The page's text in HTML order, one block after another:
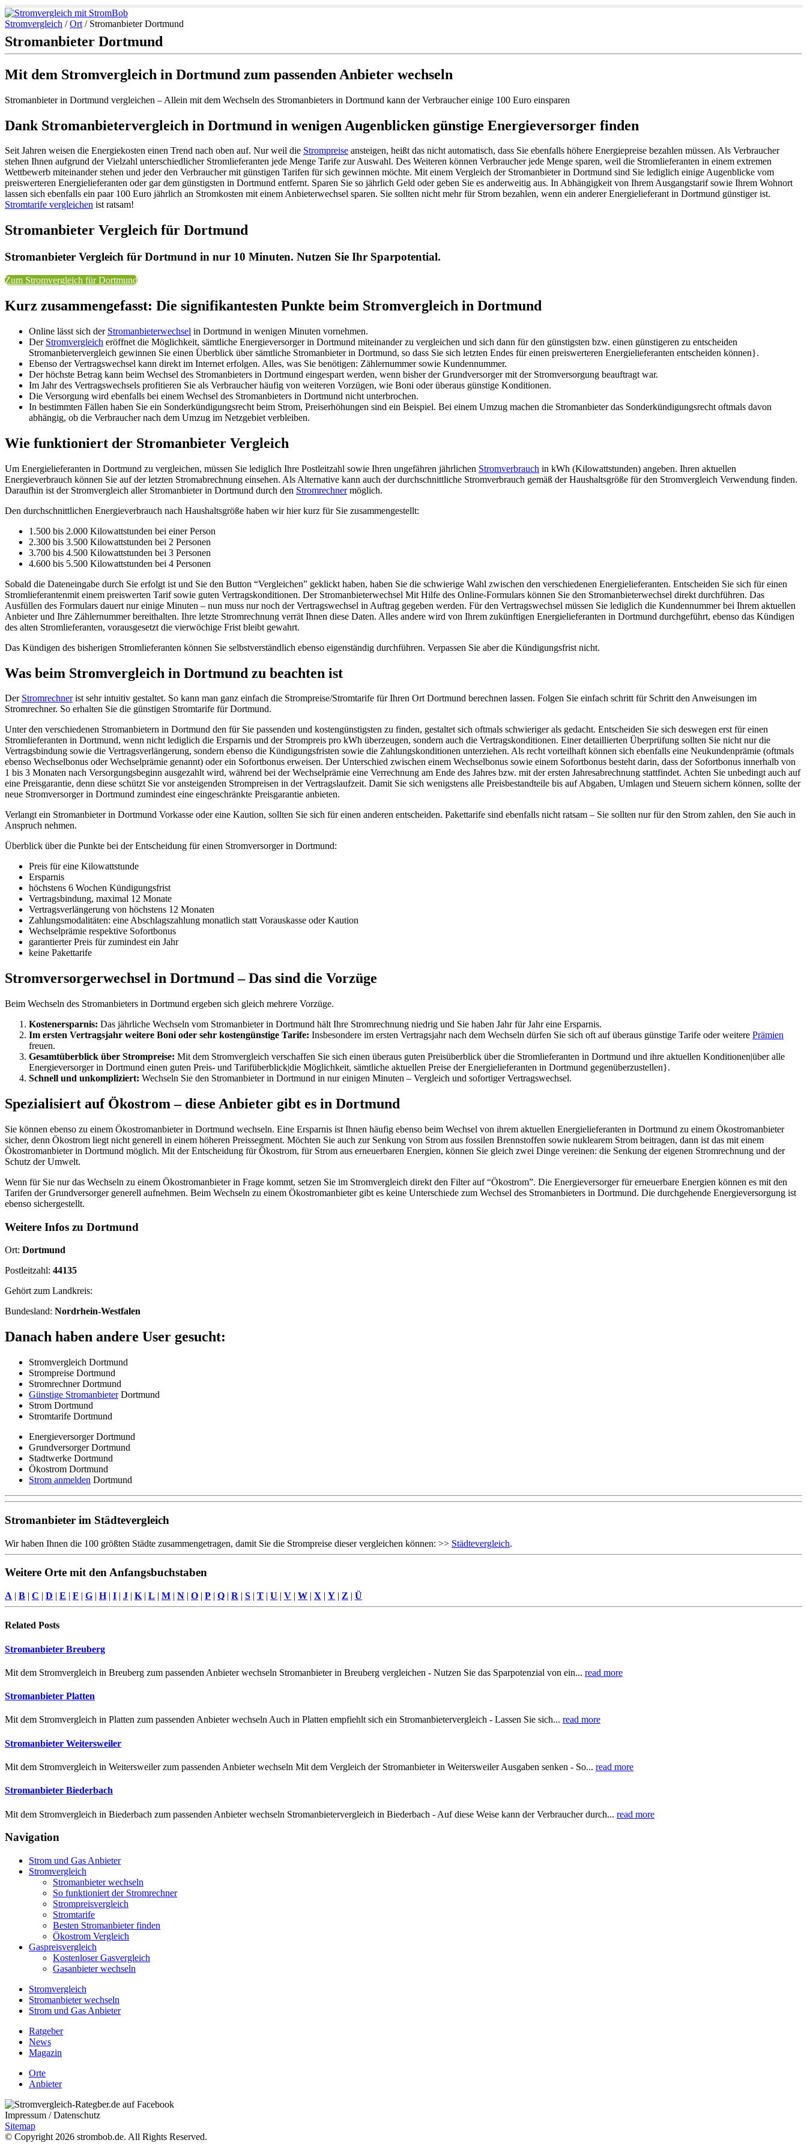
Stromvergleich /Ort / Stromanbieter Dortmund
Stromanbieter Dortmund
Mit dem Stromvergleich in Dortmund zum passenden Anbieter wechseln
Stromanbieter in Dortmund vergleichen – Allein mit dem Wechseln des Stromanbieters in Dortmund kann der Verbraucher einige 100 Euro einsparen
Dank Stromanbietervergleich in Dortmund in wenigen Augenblicken günstige Energieversorger finden
Seit Jahren weisen die Energiekosten einen Trend nach oben auf. Nur weil die Strompreise ansteigen, heißt das nicht automatisch, dass Sie ebenfalls höhere Energiepreise bezahlen müssen. Als Verbraucher
stehen Ihnen aufgrund der Vielzahl unterschiedlicher Stromlieferanten jede Menge Tarife zur Auswahl. Des Weiteren können Verbraucher jede Menge sparen, weil die Stromlieferanten in einem extremen
Wettbewerb miteinander stehen und jeder den Verbraucher mit günstigen Tarifen für sich gewinnen möchte. Mit einem Vergleich der Stromanbieter in Dortmund sind Sie lediglich einige Augenblicke vom
preiswerteren Energielieferanten oder gar dem günstigsten in Dortmund entfernt. Sparen Sie so jährlich Geld oder geben Sie es anderweitig aus. In Abhängigkeit von Ihrem Ausgangstarif sowie Ihrem Wohnort
lassen sich ebenfalls ein paar 100 Euro jährlich an Stromkosten mit einem Anbieterwechsel sparen. Sie sollten nicht mehr für Strom bezahlen, wenn ein anderer Energielieferant in Dortmund günstiger ist.
Stromtarife vergleichen ist ratsam!
Stromanbieter Vergleich für Dortmund
Stromanbieter Vergleich für Dortmund in nur 10 Minuten. Nutzen Sie Ihr Sparpotential.
Zum Stromvergleich für Dortmund
Kurz zusammengefasst: Die signifikantesten Punkte beim Stromvergleich in Dortmund
Online lässt sich der Stromanbieterwechsel in Dortmund in wenigen Minuten vornehmen.
Der Stromvergleich eröffnet die Möglichkeit, sämtliche Energieversorger in Dortmund miteinander zu vergleichen und sich dann für den günstigsten bzw. einen günstigeren zu entscheiden
Stromanbietervergleich gewinnen Sie einen Überblick über sämtliche Stromanbieter in Dortmund, so dass Sie sich letzten Endes für einen preiswerteren Energielieferanten entscheiden können}.
Ebenso der Vertragswechsel kann direkt im Internet erfolgen. Alles, was Sie benötigen: Zählernummer sowie Kundennummer.
Der höchste Betrag kann beim Wechsel des Stromanbieters in Dortmund eingespart werden, wenn bisher der Grundversorger mit der Stromversorgung beauftragt war.
Im Jahr des Vertragswechsels profitieren Sie als Verbraucher häufig von weiteren Vorzügen, wie Boni oder überaus günstige Konditionen.
Die Versorgung wird ebenfalls bei einem Wechsel des Stromanbieters in Dortmund nicht unterbrochen.
In bestimmten Fällen haben Sie ein Sonderkündigungsrecht beim Strom, Preiserhöhungen sind ein Beispiel. Bei einem Umzug machen die Stromanbieter das Sonderkündigungsrecht oftmals davon
abhängig, ob die Verbraucher nach dem Umzug im Netzgebiet verbleiben.
Wie funktioniert der Stromanbieter Vergleich
Um Energielieferanten in Dortmund zu vergleichen, müssen Sie lediglich Ihre Postleitzahl sowie Ihren ungefähren jährlichen Stromverbrauch in kWh (Kilowattstunden) angeben. Ihren aktuellen
Energieverbrauch können Sie auf der letzten Stromabrechnung einsehen. Als Alternative kann auch der durchschnittliche Stromverbrauch gemäß der Haushaltsgröße für den Stromvergleich Verwendung finden.
Daraufhin ist der Stromvergleich aller Stromanbieter in Dortmund durch den Stromrechnermöglich.
Den durchschnittlichen Energieverbrauch nach Haushaltsgröße haben wir hier kurz für Sie zusammengestellt:
1.500 bis 2.000 Kilowattstunden bei einer Person
2.300 bis 3.500 Kilowattstunden bei 2 Personen
3.700 bis 4.500 Kilowattstunden bei 3 Personen
4.600 bis 5.500 Kilowattstunden bei 4 Personen
Sobald die Dateneingabe durch Sie erfolgt ist und Sie den Button “Vergleichen” geklickt haben, haben Sie die schwierige Wahl zwischen den verschiedenen Energielieferanten. Entscheiden Sie sich für einen
Stromlieferantenmit einem preiswerten Tarif sowie guten Vertragskonditionen. Der Stromanbieterwechsel Mit Hilfe des Online-Formulars können Sie den Stromanbieterwechsel direkt durchführen. Das
Ausfüllen des Formulars dauert nur einige Minuten – nun muss nur noch der Vertragswechsel in Auftrag gegeben werden. Für den Vertragswechsel müssen Sie lediglich die Kundennummer bei Ihrem aktuellen
Anbieter und Ihre Zählernummer bereithalten. Ihre letzte Stromrechnung verrät Ihnen diese Daten. Alles andere wird von Ihrem zukünftigen Energielieferanten in Dortmund durchgeführt, ebenso das Kündigen
des alten Stromlieferanten, vorausgesetzt die vierwöchige Frist bleibt gewahrt.
Das Kündigen des bisherigen Stromlieferanten können Sie selbstverständlich ebenso eigenständig durchführen. Verpassen Sie aber die Kündigungsfrist nicht.
Was beim Stromvergleich in Dortmund zu beachten ist
Der Stromrechnerist sehr intuitiv gestaltet. So kann man ganz einfach die Strompreise/Stromtarife für Ihren Ort Dortmund berechnen lassen. Folgen Sie einfach schritt für Schritt den Anweisungen im
Stromrechner. So erhalten Sie die günstigen Stromtarife für Dortmund.
Unter den verschiedenen Stromanbietern in Dortmund den für Sie passenden und kostengünstigsten zu finden, gestaltet sich oftmals schwieriger als gedacht. Entscheiden Sie sich deswegen erst für einen
Stromlieferanten in Dortmund, wenn nicht lediglich die Ersparnis und der Strompreis pro kWh überzeugen, sondern auch die Vertragskonditionen. Einer detaillierten Überprüfung sollten Sie nicht nur die
Vertragsbindung sowie die Vertragsverlängerung, sondern ebenso die Kündigungsfristen sowie die Zahlungskonditionen unterziehen. Als recht vorteilhaft können sich ebenfalls eine Neukundenprämie (oftmals
ebenso Wechselbonus oder Wechselprämie genannt) oder ein Sofortbonus erweisen. Der Unterschied zwischen einem Wechselbonus sowie einem Sofortbonus besteht darin, dass der Sofortbonus innerhalb von
1 bis 3 Monaten nach Versorgungsbeginn ausgezahlt wird, während bei der Wechselprämie eine Verrechnung am Ende des Jahres bzw. mit der ersten Jahresabrechnung stattfindet. Achten Sie unbedingt auch auf
eine Preisgarantie, denn diese schützt Sie vor ansteigenden Strompreisen in der Vertragslaufzeit. Damit Sie sich wenigstens alle Preisbestandteile bis auf Abgaben, Umlagen und Steuern sichern können, sollte der
neue Stromversorger in Dortmund zumindest eine eingeschränkte Preisgarantie anbieten.
Verlangt ein Stromanbieter in Dortmund Vorkasse oder eine Kaution, sollten Sie sich für einen anderen entscheiden. Pakettarife sind ebenfalls nicht ratsam – Sie sollten nur für den Strom zahlen, den Sie auch in
Anspruch nehmen.
Überblick über die Punkte bei der Entscheidung für einen Stromversorger in Dortmund:
Preis für eine Kilowattstunde
Ersparnis
höchstens 6 Wochen Kündigungsfrist
Vertragsbindung, maximal 12 Monate
Vertragsverlängerung von höchstens 12 Monaten
Zahlungsmodalitäten: eine Abschlagszahlung monatlich statt Vorauskasse oder Kaution
Wechselprämie respektive Sofortbonus
garantierter Preis für zumindest ein Jahr
keine Pakettarife
Stromversorgerwechsel in Dortmund – Das sind die Vorzüge
Beim Wechseln des Stromanbieters in Dortmund ergeben sich gleich mehrere Vorzüge.
Kostenersparnis: Das jährliche Wechseln vom Stromanbieter in Dortmund hält Ihre Stromrechnung niedrig und Sie haben Jahr für Jahr eine Ersparnis.
Im ersten Vertragsjahr weitere Boni oder sehr kostengünstige Tarife: Insbesondere im ersten Vertragsjahr nach dem Wechseln dürfen Sie sich oft auf überaus günstige Tarife oder weitere Prämien
freuen.
Gesamtüberblick über Strompreise: Mit dem Stromvergleich verschaffen Sie sich einen überaus guten Preisüberblick über die Stromlieferanten in Dortmund und ihre aktuellen Konditionen|über alle
Energieversorger in Dortmund einen guten Preis- und Tarifüberblick|die Möglichkeit, sämtliche aktuellen Preise der Energielieferanten in Dortmund gegenüberzustellen}.
Schnell und unkompliziert: Wechseln Sie den Stromanbieter in Dortmund in nur einigen Minuten – Vergleich und sofortiger Vertragswechsel.
Spezialisiert auf Ökostrom – diese Anbieter gibt es in Dortmund
Sie können ebenso zu einem Ökostromanbieter in Dortmund wechseln. Eine Ersparnis ist Ihnen häufig ebenso beim Wechsel von ihrem aktuellen Energielieferanten in Dortmund zu einem Ökostromanbieter
sicher, denn Ökostrom liegt nicht generell in einem höheren Preissegment. Möchten Sie auch zur Senkung von Strom aus fossilen Brennstoffen sowie nuklearem Strom beitragen, dann ist das mit einem
Ökostromanbieter in Dortmund möglich. Mit der Entscheidung für Ökostrom, für Strom aus erneuerbaren Energien, können Sie gleich zwei Dinge vereinen: die Senkung der eigenen Stromrechnung und der
Schutz der Umwelt.
Wenn für Sie nur das Wechseln zu einem Ökostromanbieter in Frage kommt, setzen Sie im Stromvergleich direkt den Filter auf “Ökostrom”. Die Energieversorger für erneuerbare Energien können es mit den
Tarifen der Grundversorger generell aufnehmen. Beim Wechseln zu einem Ökostromanbieter gibt es keine Unterschiede zum Wechsel des Stromanbieters in Dortmund. Die durchgehende Energieversorgung ist
ebenso sichergestellt.
Weitere Infos zu Dortmund
Ort: Dortmund
Postleitzahl: 44135
Gehört zum Landkreis:
Bundesland: Nordrhein-Westfalen
Danach haben andere User gesucht:
Stromvergleich Dortmund
Strompreise Dortmund
Stromrechner Dortmund
Günstige StromanbieterDortmund
Strom Dortmund
Stromtarife Dortmund
Energieversorger Dortmund
Grundversorger Dortmund
Stadtwerke Dortmund
Ökostrom Dortmund
Strom anmelden Dortmund
Stromanbieter im Städtevergleich
Wir haben Ihnen die 100 größten Städte zusammengetragen, damit Sie die Strompreise dieser vergleichen können: >> Städtevergleich.
Weitere Orte mit den Anfangsbuchstaben
A | B | C | D | E | F | G | H| I | J | K | L | M | N | O | P | Q | R | S | T | U | V | W | X | Y | Z | Ü
Related Posts
Stromanbieter Breuberg
Mit dem Stromvergleich in Breuberg zum passenden Anbieter wechseln Stromanbieter in Breuberg vergleichen - Nutzen Sie das Sparpotenzial von ein... read more
Stromanbieter Platten
Mit dem Stromvergleich in Platten zum passenden Anbieter wechseln Auch in Platten empfiehlt sich ein Stromanbietervergleich - Lassen Sie sich... read more
Stromanbieter Weitersweiler
Mit dem Stromvergleich in Weitersweiler zum passenden Anbieter wechseln Mit dem Vergleich der Stromanbieter in Weitersweiler Ausgaben senken - So... read more
Stromanbieter Biederbach
Mit dem Stromvergleich in Biederbach zum passenden Anbieter wechseln Stromanbietervergleich in Biederbach - Auf diese Weise kann der Verbraucher durch... read more
Navigation
Strom und Gas Anbieter
Stromvergleich
Stromanbieter wechseln
So funktioniert der Stromrechner
Strompreisvergleich
Stromtarife
Besten Stromanbieter finden
Ökostrom Vergleich
Gaspreisvergleich
Kostenloser Gasvergleich
Gasanbieter wechseln
Stromvergleich
Stromanbieter wechseln
Strom und Gas Anbieter
Ratgeber
News
Magazin
Orte
Anbieter
Impressum / Datenschutz
Sitemap
© Copyright 2026 strombob.de. All Rights Reserved.